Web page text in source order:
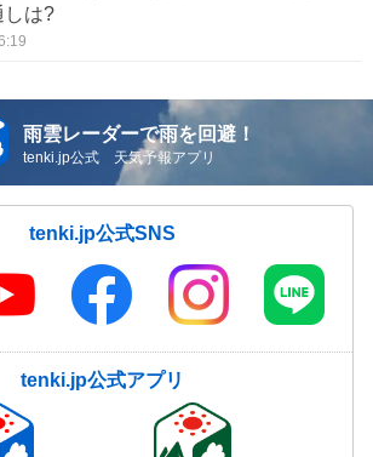
しは?
雨雲レーダーで雨を回避！
tenki.jp公式 天気予報アプリ
tenki.jp公式SNS
tenki.jp公式アプリ